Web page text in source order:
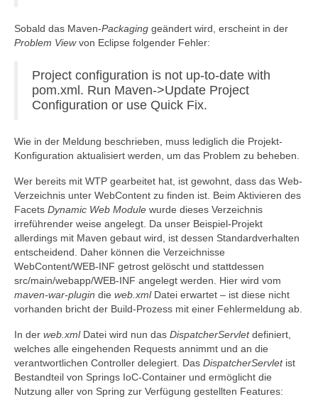
Sobald das Maven-Packaging geändert wird, erscheint in der
Problem Viewvon Eclipse folgender Fehler:
Project configuration is not up-to-date with
pom.xml. Run Maven->Update Project
Configuration or use Quick Fix.
Wie in der Meldung beschrieben, muss lediglich die Projekt-
Konfiguration aktualisiert werden, um das Problem zu beheben.
Wer bereits mit WTP gearbeitet hat, ist gewohnt, dass das Web-
Verzeichnis unter WebContent zu finden ist. Beim Aktivieren des
Facets Dynamic Web Module wurde dieses Verzeichnis
irreführender weise angelegt. Da unser Beispiel-Projekt
allerdings mit Maven gebaut wird, ist dessen Standardverhalten
entscheidend. Daher können die Verzeichnisse
WebContent/WEB-INF getrost gelöscht und stattdessen
src/main/webapp/WEB-INF angelegt werden. Hier wird vom
maven-war-plugin die web.xmlDatei erwartet – ist diese nicht
vorhanden bricht der Build-Prozess mit einer Fehlermeldung ab.
In der web.xmlDatei wird nun das DispatcherServletdefiniert,
welches alle eingehenden Requests annimmt und an die
verantwortlichen Controller delegiert. Das DispatcherServletist
Bestandteil von Springs IoC-Container und ermöglicht die
Nutzung aller von Spring zur Verfügung gestellten Features: